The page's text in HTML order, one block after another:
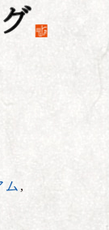
ム ,